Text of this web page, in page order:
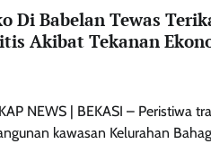
Di Babelan Tewas
Akibat Tekanan
NEWS | BEKASI – Peristiwa
kawasan Kelurahan